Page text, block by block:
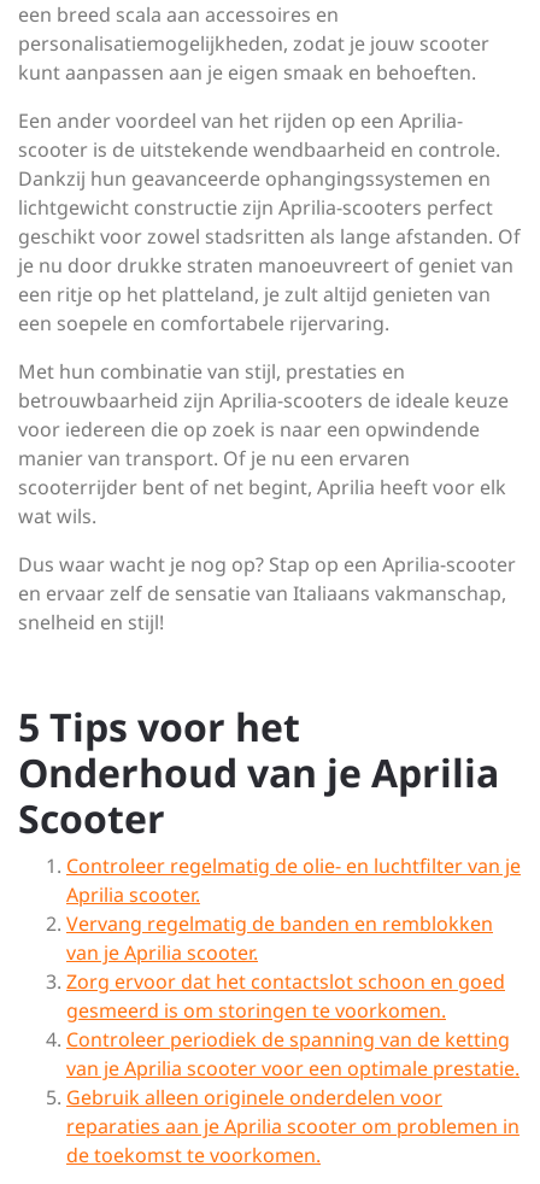
een breed scala aan accessoires en
personalisatiemogelijkheden, zodat je jouw scooter
kunt aanpassen aan je eigen smaak en behoeften.
Een ander voordeel van het rijden op een Aprilia-
scooter is de uitstekende wendbaarheid en controle.
Dankzij hun geavanceerde ophangingssystemen en
lichtgewicht constructie zijn Aprilia-scooters perfect
geschikt voor zowel stadsritten als lange afstanden. Of
je nu door drukke straten manoeuvreert of geniet van
een ritje op het platteland, je zult altijd genieten van
een soepele en comfortabele rijervaring.
Met hun combinatie van stijl, prestaties en
betrouwbaarheid zijn Aprilia-scooters de ideale keuze
voor iedereen die op zoek is naar een opwindende
manier van transport. Of je nu een ervaren
scooterrijder bent of net begint, Aprilia heeft voor elk
wat wils.
Dus waar wacht je nog op? Stap op een Aprilia-scooter
en ervaar zelf de sensatie van Italiaans vakmanschap,
snelheid en stijl!
5 Tips voor het
Onderhoud van je Aprilia
Scooter
Controleer regelmatig de olie- en luchtfilter van je
Aprilia scooter.
Vervang regelmatig de banden en remblokken
van je Aprilia scooter.
Zorg ervoor dat het contactslot schoon en goed
gesmeerd is om storingen te voorkomen.
Controleer periodiek de spanning van de ketting
van je Aprilia scooter voor een optimale prestatie.
Gebruik alleen originele onderdelen voor
reparaties aan je Aprilia scooter om problemen in
de toekomst te voorkomen.